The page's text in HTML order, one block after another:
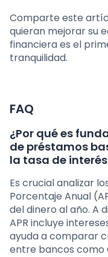
Comparte este
quieran mejorar su
financiera es el
tranquilidad.
FAQ
¿Por qué es
de préstamos
la tasa de
Es crucial analizar
Porcentaje Anual
del dinero al año. A
APR incluye
ayuda a comparar
entre bancos como